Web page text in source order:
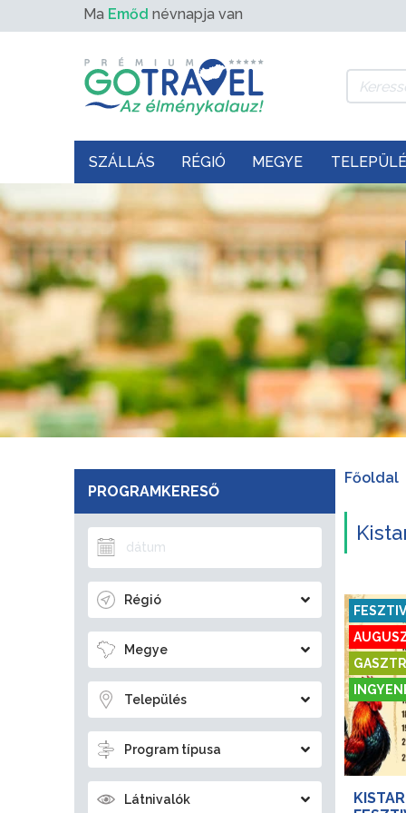
Ma Emőd névnapja van
SZÁLLÁS RÉGIÓ MEGYE
PROGRAMKERESŐ
Régió
Megye
Település
Program típusa
Látnivalók
Főoldal